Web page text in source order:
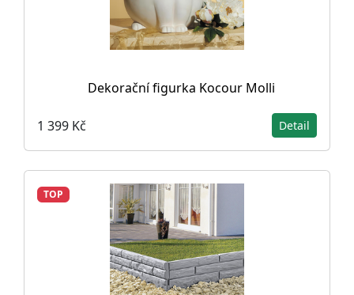
Dekorační figurka Kocour Molli
1 399 Kč Detail
TOP